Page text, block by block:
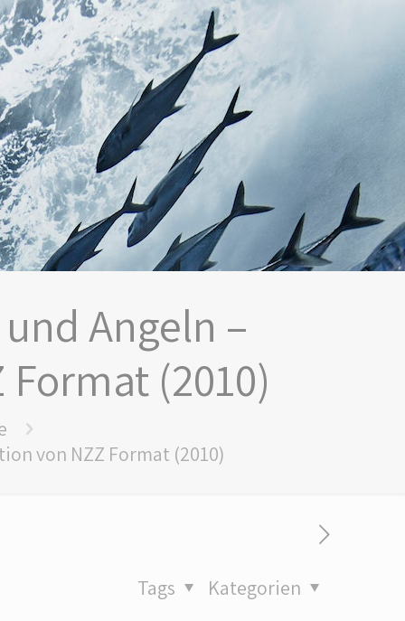
Angeln –
(2010)
von NZZ Format (2010)
Kategorien
Tags